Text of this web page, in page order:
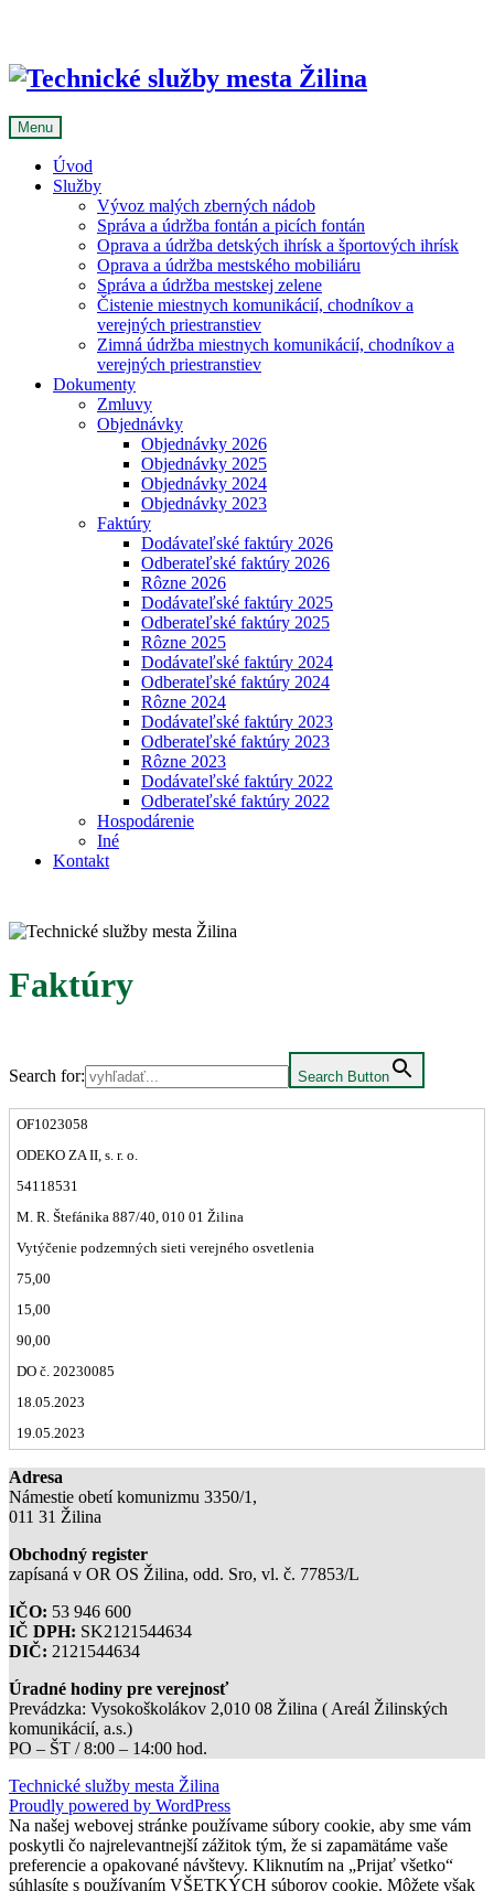
Menu
Úvod
Služby
Vývoz malých zberných nádob
Správa a údržba fontán a picích fontán
Oprava a údržba detských ihrísk a športových ihrísk
Oprava a údržba mestského mobiliáru
Správa a údržba mestskej zelene
Čistenie miestnych komunikácií, chodníkov a
verejných priestranstiev
Zimná údržba miestnych komunikácií, chodníkov a
verejných priestranstiev
Dokumenty
Zmluvy
Objednávky
Objednávky 2026
Objednávky 2025
Objednávky 2024
Objednávky 2023
Faktúry
Dodávateľské faktúry 2026
Odberateľské faktúry 2026
Rôzne 2026
Dodávateľské faktúry 2025
Odberateľské faktúry 2025
Rôzne 2025
Dodávateľské faktúry 2024
Odberateľské faktúry 2024
Rôzne 2024
Dodávateľské faktúry 2023
Odberateľské faktúry 2023
Rôzne 2023
Dodávateľské faktúry 2022
Odberateľské faktúry 2022
Hospodárenie
Iné
Kontakt
Faktúry
Search for: Search Button
OF1023058
ODEKO ZA II, s. r. o.
54118531
M. R. Štefánika 887/40, 010 01 Žilina
Vytýčenie podzemných sieti verejného osvetlenia
75,00
15,00
90,00
DO č. 20230085
18.05.2023
19.05.2023
Adresa
Námestie obetí komunizmu 3350/1,
011 31 Žilina
Obchodný register
zapísaná v OR OS Žilina, odd. Sro, vl. č. 77853/L
IČO: 53 946 600
IČ DPH: SK2121544634
DIČ: 2121544634
Úradné hodiny pre verejnosť
Prevádzka: Vysokoškolákov 2,010 08 Žilina ( Areál Žilinských
komunikácií, a.s.)
PO – ŠT / 8:00 – 14:00 hod.
Technické služby mesta Žilina
Proudly powered by WordPress
Na našej webovej stránke používame súbory cookie, aby sme vám
poskytli čo najrelevantnejší zážitok tým, že si zapamätáme vaše
preferencie a opakované návštevy. Kliknutím na „Prijať všetko“
súhlasíte s používaním VŠETKÝCH súborov cookie. Môžete však